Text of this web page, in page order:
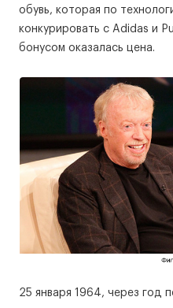
обувь, которая по
конкурировать с Adidas и
бонусом оказалась цена.
25 января 1964, через год